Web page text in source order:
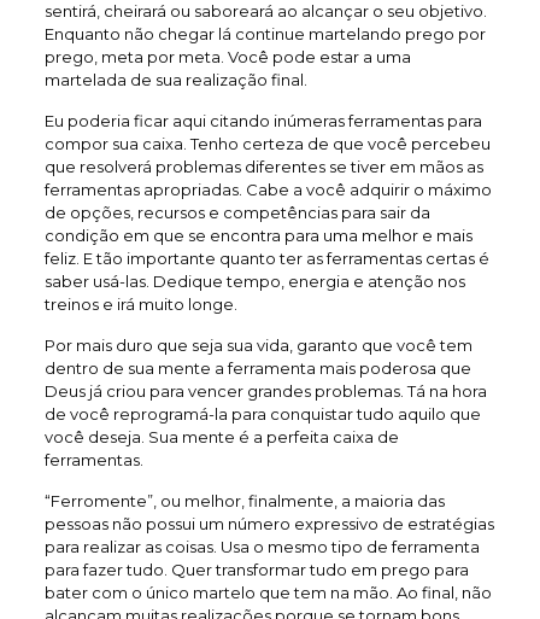
sentirá, cheirará ou saboreará ao alcançar o seu objetivo.
Enquanto não chegar lá continue martelando prego por
prego, meta por meta. Você pode estar a uma
martelada de sua realização final.
Eu poderia ficar aqui citando inúmeras ferramentas para
compor sua caixa. Tenho certeza de que você percebeu
que resolverá problemas diferentes se tiver em mãos as
ferramentas apropriadas. Cabe a você adquirir o máximo
de opções, recursos e competências para sair da
condição em que se encontra para uma melhor e mais
feliz. E tão importante quanto ter as ferramentas certas é
saber usá-las. Dedique tempo, energia e atenção nos
treinos e irá muito longe.
Por mais duro que seja sua vida, garanto que você tem
dentro de sua mente a ferramenta mais poderosa que
Deus já criou para vencer grandes problemas. Tá na hora
de você reprogramá-la para conquistar tudo aquilo que
você deseja. Sua mente é a perfeita caixa de
ferramentas.
“Ferromente”, ou melhor, finalmente, a maioria das
pessoas não possui um número expressivo de estratégias
para realizar as coisas. Usa o mesmo tipo de ferramenta
para fazer tudo. Quer transformar tudo em prego para
bater com o único martelo que tem na mão. Ao final, não